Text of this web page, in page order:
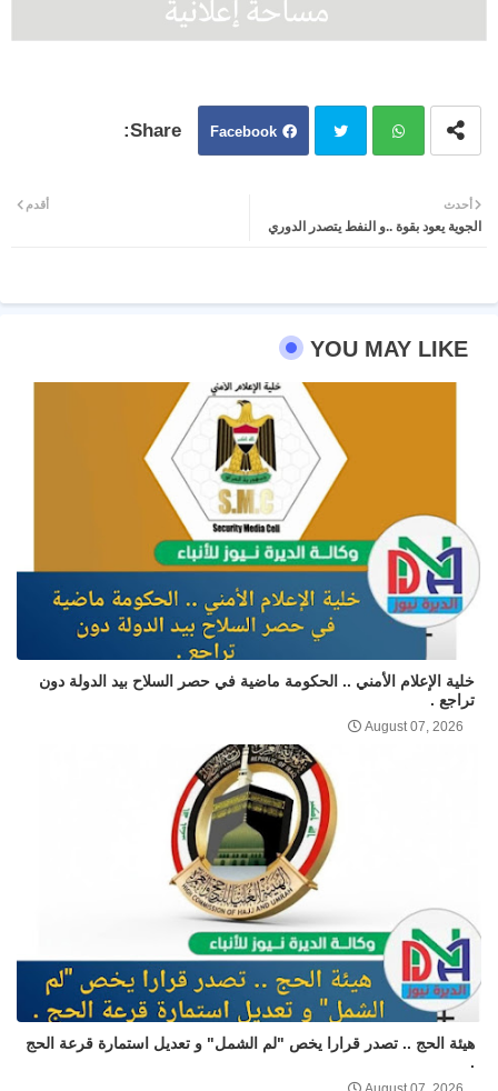
Facebook
ter atsa
أحدث
الجوية يعود بقوة ..و النفط يتصدر الدوري
أقدم
YOU MAY LIKE
خلية الإعلام الأمني .. الحكومة ماضية في حصر السلاح بيد الدولة دون
تراجع .
August 07, 2026
هيئة الحج .. تصدر قرارا يخص "لم الشمل" و تعديل استمارة قرعة الحج
.